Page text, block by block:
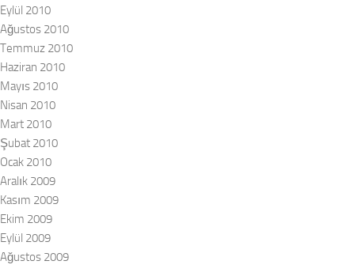
Eylül 2010
Ağustos 2010
Temmuz 2010
Haziran 2010
Mayıs 2010
Nisan 2010
Mart 2010
Şubat 2010
Ocak 2010
Aralık 2009
Kasım 2009
Ekim 2009
Eylül 2009
Ağustos 2009